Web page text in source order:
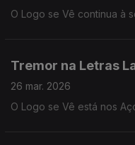
O Logo se Vê continua à
Tremor na Letras
26 mar. 2026
O Logo se Vê está nos